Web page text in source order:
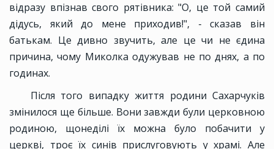
відразу впізнав свого рятівника: "О, це той самий
дідусь, який до мене приходив!", - сказав він
батькам. Це дивно звучить, але це чи не єдина
причина, чому Миколка одужував не по днях, а по
годинах.
Після того випадку життя родини Сахарчуків
змінилося ще більше. Вони завжди були церковною
родиною, щонеділі їх можна було побачити у
церкві, троє їх синів прислуговують у храмі. Але